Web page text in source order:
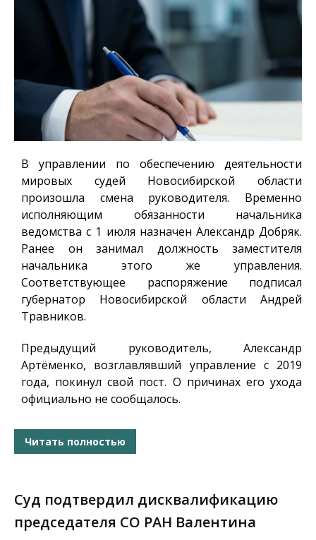
В управлении по обеспечению деятельности
мировых судей Новосибирской области
произошла смена руководителя. Временно
исполняющим обязанности начальника
ведомства с 1 июля назначен Александр Добряк.
Ранее он занимал должность заместителя
начальника этого же управления.
Соответствующее распоряжение подписал
губернатор Новосибирской области Андрей
Травников.
Предыдущий руководитель, Александр
Артёменко, возглавлявший управление с 2019
года, покинул свой пост. О причинах его ухода
официально не сообщалось.
Читать полностью
Суд подтвердил дисквалификацию
председателя СО РАН Валентина